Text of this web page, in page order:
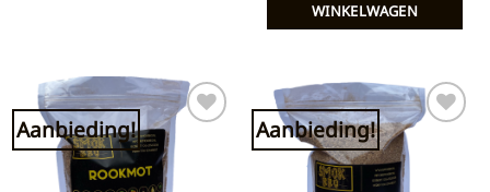
WINKELWAGEN
Aanbieding! Toevoegen
aan
verlanglijst
Aanbieding! Toevoegen
aan
verlanglijst